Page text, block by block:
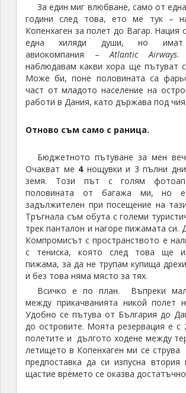
За един миг влюбване, само от
години след това, ето ме тук –
Копенхаген за полет до Вагар. Нация
една хиляди души, но имат
авиокомпания –Atlantic Airways.
наблюдавам какви хора ще пътуват
Може би, поне половината са
част от младото население на
работи в Дания, като държава под
Отново съм само с раница.
Бюджетното пътуване за мен
Очакват ме 4 нощувки и 3 пълни
земя. Този път с голям
половината от багажа ми, но е
задължителен при посещение на
Тръгнала съм обута с големи
трек панталон и нагоре пижамата си.
Компромисът с пространството е
с тениска, която след това ще
пижама, за да не трупам купища
и без това няма място за тях.
Всичко е по план. Въпреки
между прикачванията никой полет
Удобно се пътува от България до
до островите. Моята резервация е с
полетите и дългото ходене между
летището в Копенхаген ми се струва
предпоставка да си изпусна
щастие времето се оказва